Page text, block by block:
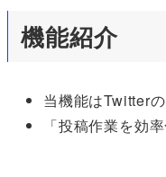
機能紹介
当機能はTwitter
「投稿作業を効